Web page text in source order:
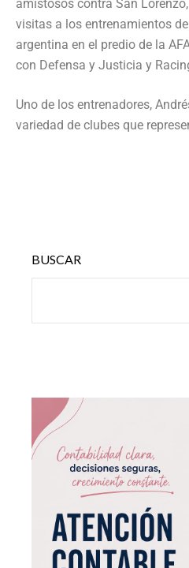
amistosos contra San
visitas a los entrenamientos
argentina en el predio de la
con Defensa y Justicia y
Uno de los entrenadores,
variedad de clubes que
BUSCAR